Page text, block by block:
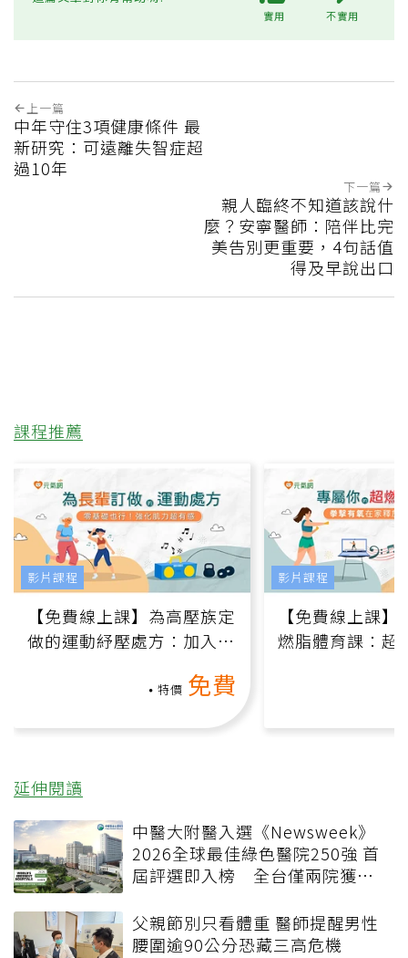
實用 不實用
上一篇
中年守住3項健康條件 最
新研究：可遠離失智症超
過10年
下一篇
親人臨終不知道該說什
麼？安寧醫師：陪伴比完
美告別更重要，4句話值
得及早說出口
課程推薦
【免費線上課】為高壓族定
做的運動紓壓處方：加入行
特價 免費
影片課程
【免費線上課
燃脂體育課：超
影片課程
延伸閱讀
中醫大附醫入選《Newsweek》
2026全球最佳綠色醫院250強 首
屆評選即入榜 全台僅兩院獲
父親節別只看體重 醫師提醒男性
腰圍逾90公分恐藏三高危機